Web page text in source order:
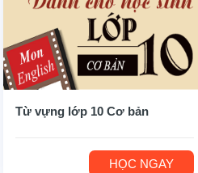
Từ vựng lớp 10 Cơ bản
HỌC NGAY